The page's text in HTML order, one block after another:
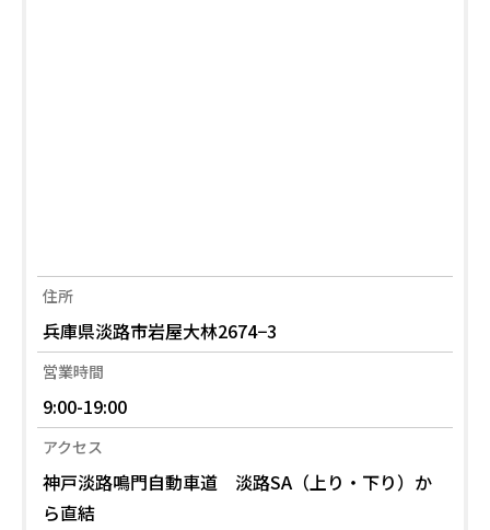
住所
兵庫県淡路市岩屋大林2674−3
営業時間
9:00-19:00
アクセス
神戸淡路鳴門自動車道 淡路SA（上り・下り）か
ら直結